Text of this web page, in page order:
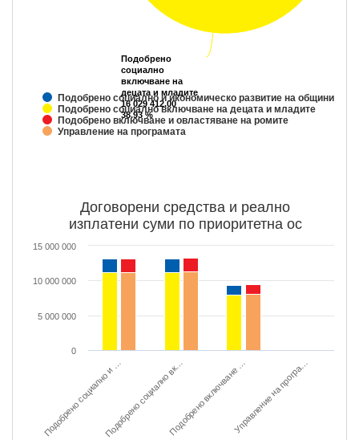
Подобрено
социално
включване на
децата и младите
16 029 412.00
38.93 %
Подобрено
социално
включване на
децата и младите
16 029 412.00
38.93 %
Подобрено социално и икономическо развитие на общините в
Подобрено социално включване на децата и младите
Подобрено включване и овластяване на ромите
Управление на програмата
Договорени средства и реално
изплатени суми по приоритетна ос
Подобрено социално и …Подобрено социално вк…Подобрено включване …У
п
р
а
в
л
е
н
и
е
н
а
п
р
о
г
р
а
…
0
5 000 000
10 000 000
15 000 000